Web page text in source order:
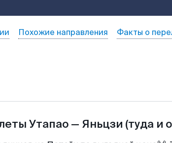
Похожие направления Факты о
Утапао — Яньцзи (туда и